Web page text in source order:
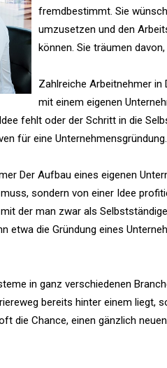
fremdbestimmt. Sie
umzusetzen und den
können. Sie träumen
Zahlreiche Arbeitnehmer in
mit einem eigenen
fehlt oder der Schritt in die
für eine Unternehmensgründung.
Der Aufbau eines eigenen
sondern von einer Idee
der man zwar als
etwa die Gründung eines
in ganz verschiedenen
bereits hinter einem liegt,
die Chance, einen gänzlich